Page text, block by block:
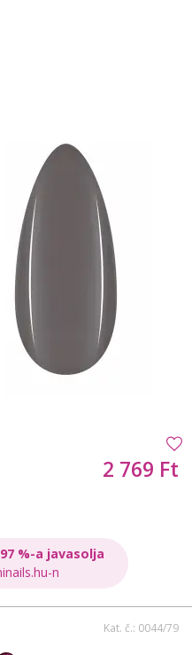
2 769 Ft
%-a javasolja
n
Kat. č.: 0044/79